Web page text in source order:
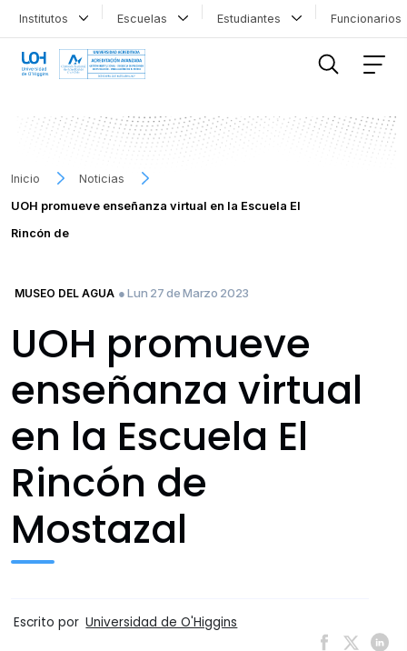
Institutos Escuelas Estudiantes
Inicio
Noticias
UOH promueve enseñanza virtual en la Escuela El
Rincón de
MUSEO DEL AGUA ● Lun 27 de Marzo 2023
UOH promueve
enseñanza virtual
en la Escuela El
Rincón de
Mostazal
Escrito por Universidad de O'Higgins